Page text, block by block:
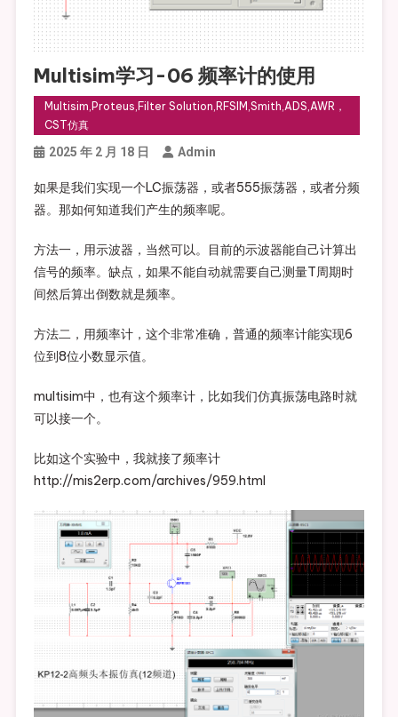
Multisim学习-06 频率计的使用
Multisim,Proteus,Filter Solution,RFSIM,Smith,ADS,AWR，
CST仿真
2025 年 2 月 18 日 Admin
如果是我们实现一个LC振荡器，或者555振荡器，或者分频
器。那如何知道我们产生的频率呢。
方法一，用示波器，当然可以。目前的示波器能自己计算出
信号的频率。缺点，如果不能自动就需要自己测量T周期时
间然后算出倒数就是频率。
方法二，用频率计，这个非常准确，普通的频率计能实现6
位到8位小数显示值。
multisim中，也有这个频率计，比如我们仿真振荡电路时就
可以接一个。
比如这个实验中，我就接了频率计
http://mis2erp.com/archives/959.html